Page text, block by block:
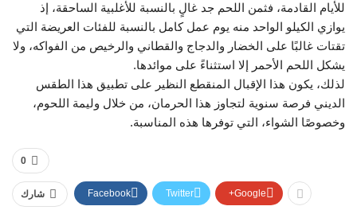
للأيام القادمة، فثمن اللحم جد غالٍ بالنسبة للأغلبية الساحقة، إذ
يوازي الكيلو الواحد منه يوم عمل كامل بالنسبة للفئات العريضة التي
تقتات غالبًا على الخضار والدجاج والقطاني والرخيص من الفواكه، ولا
يشكل اللحم الأحمر إلا استثناءً على موائدها.
لذلك، يكون هذا الإقبال المنقطع النظير على تطبيق هذا الطقس
الديني فرصة سنوية لتجاوز هذا الحرمان، من خلال وليمة اللحوم،
وخصوصًا الشواء، التي توفرها هذه المناسبة.
0
شارك Facebook Twitter Google+